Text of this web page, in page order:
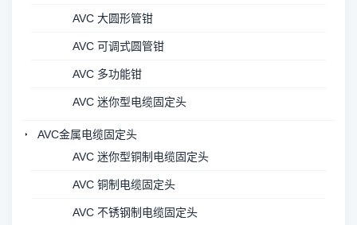
AVC 大圆形管钳
AVC 可调式圆管钳
AVC 多功能钳
AVC 迷你型电缆固定头
AVC金属电缆固定头
AVC 迷你型铜制电缆固定头
AVC 铜制电缆固定头
AVC 不锈钢制电缆固定头